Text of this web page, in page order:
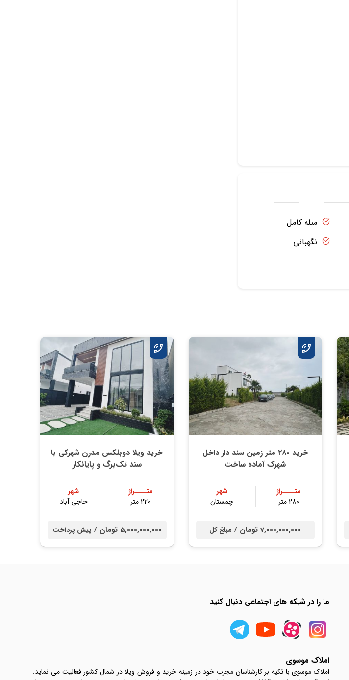
مبله کامل
نگهبانی
خريد ۲۸۰ متر زمین سند دار داخل
شهرک آماده ساخت
متــــراژ
280 متر
شهر
چمستان
7,000,000,000 تومان / مبلغ کل
خريد ویلا دوبلکس مدرن شهرکی با
سند تک‌برگ و پايانكار
متــــراژ
220 متر
شهر
حاجی آباد
5,000,000,000 تومان / پیش پرداخت
ما را در شبکه های اجتماعی دنبال کنید
املاک موسوی
املاک موسوی با تکیه بر کارشناسان مجرب خود در زمینه خرید و فروش ویلا در شمال کشور فعالیت می نماید.